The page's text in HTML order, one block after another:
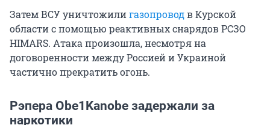
Затем ВСУ уничтожилигазопроводв Курской
области с помощью реактивных снарядов РСЗО
HIMARS. Атака произошла, несмотря на
договоренности между Россией и Украиной
частично прекратить огонь.
Рэпера Obe1Kanobe задержали за
наркотики